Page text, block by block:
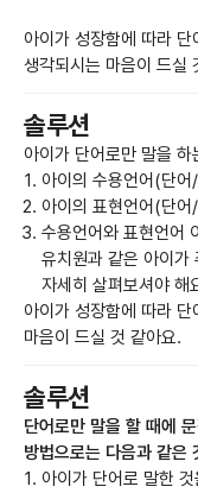
아이가 성장함에 따라
생각되시는 마음이 드실
솔루션
아이가 단어로만 말을 하
아이의 수용언어(단어
아이의 표현언어(단어
수용언어와 표현언어
유치원과 같은 아이가
자세히 살펴보셔야 해
아이가 성장함에 따라
마음이 드실 것 같아요.
솔루션
단어로만 말을 할 때에
방법으로는 다음과 같은
아이가 단어로 말한